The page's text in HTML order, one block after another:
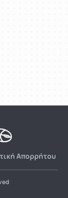
Απορρήτου